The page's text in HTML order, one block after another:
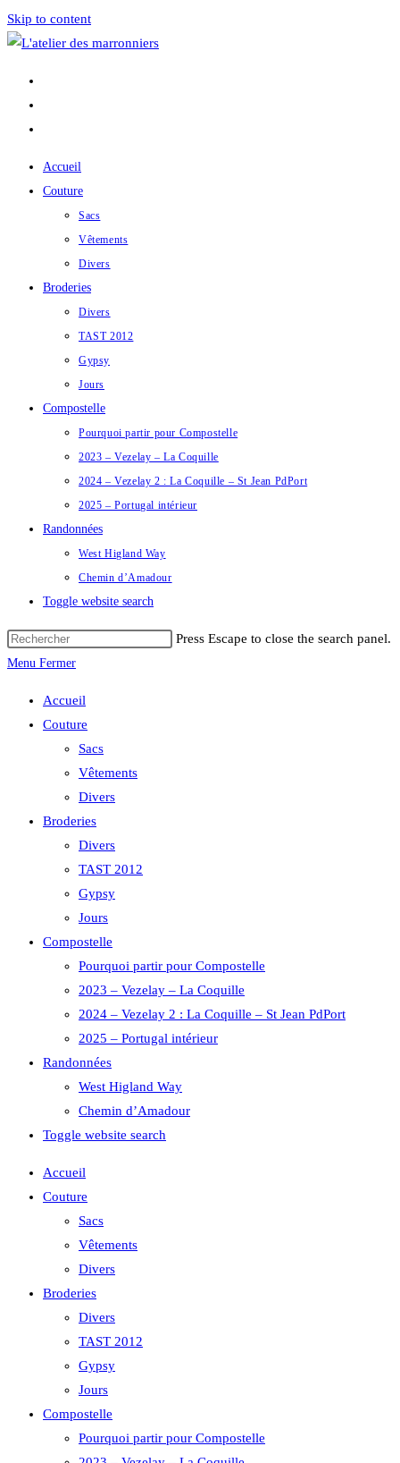
Skip to content
Accueil
Couture
Sacs
Vêtements
Divers
Broderies
Divers
TAST 2012
Gypsy
Jours
Compostelle
Pourquoi partir pour Compostelle
2023 – Vezelay – La Coquille
2024 – Vezelay 2 : La Coquille – St Jean PdPort
2025 – Portugal intérieur
Randonnées
West Higland Way
Chemin d’Amadour
Toggle website search
Press Escape to close the search panel.
Menu Fermer
Accueil
Couture
Sacs
Vêtements
Divers
Broderies
Divers
TAST 2012
Gypsy
Jours
Compostelle
Pourquoi partir pour Compostelle
2023 – Vezelay – La Coquille
2024 – Vezelay 2 : La Coquille – St Jean PdPort
2025 – Portugal intérieur
Randonnées
West Higland Way
Chemin d’Amadour
Toggle website search
Accueil
Couture
Sacs
Vêtements
Divers
Broderies
Divers
TAST 2012
Gypsy
Jours
Compostelle
Pourquoi partir pour Compostelle